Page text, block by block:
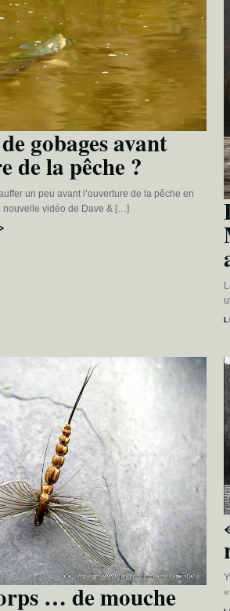
gobages avant
de la pêche ?
un peu avant l’ouverture de la pêche en
nouvelle vidéo de Dave & […]
… de mouche